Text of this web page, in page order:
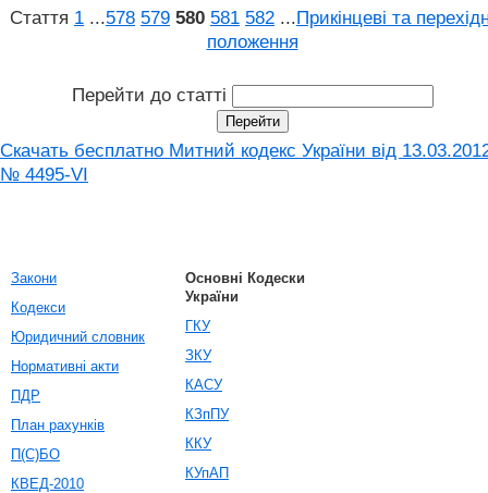
Стаття 1 ...578 579 580 581 582 ...Прикінцеві та
положення
Перейти до статті
Скачать бесплатно Митний кодекс України від
№ 4495-VI
Закони
Кодекси
Юридичний словник
Нормативні акти
ПДР
План рахунків
П(С)БО
КВЕД-2010
Основні Кодески
України
ГКУ
ЗКУ
КАСУ
КЗпПУ
ККУ
КУпАП